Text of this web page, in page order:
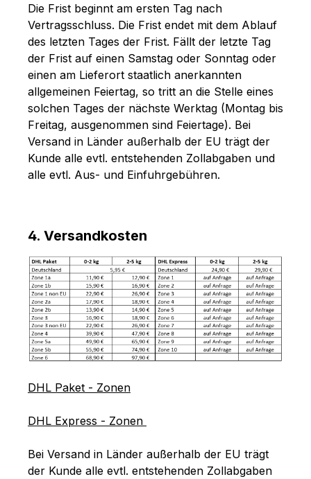
Die Frist beginnt am ersten Tag nach
Vertragsschluss. Die Frist endet mit dem Ablauf
des letzten Tages der Frist. Fällt der letzte Tag
der Frist auf einen Samstag oder Sonntag oder
einen am Lieferort staatlich anerkannten
allgemeinen Feiertag, so tritt an die Stelle eines
solchen Tages der nächste Werktag (Montag bis
Freitag, ausgenommen sind Feiertage). Bei
Versand in Länder außerhalb der EU trägt der
Kunde alle evtl. entstehenden Zollabgaben und
alle evtl. Aus- und Einfuhrgebühren.
4. Versandkosten
DHL Paket - Zonen
DHL Express - Zonen
Bei Versand in Länder außerhalb der EU trägt
der Kunde alle evtl. entstehenden Zollabgaben